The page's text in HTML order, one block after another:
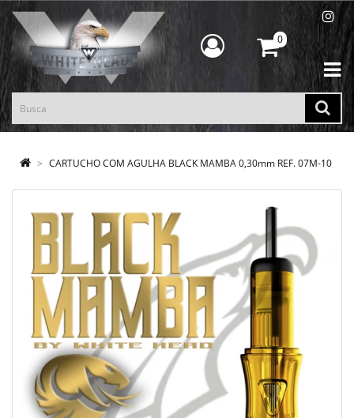
0
CARTUCHO COM AGULHA BLACK MAMBA 0,30mm REF. 07M-10